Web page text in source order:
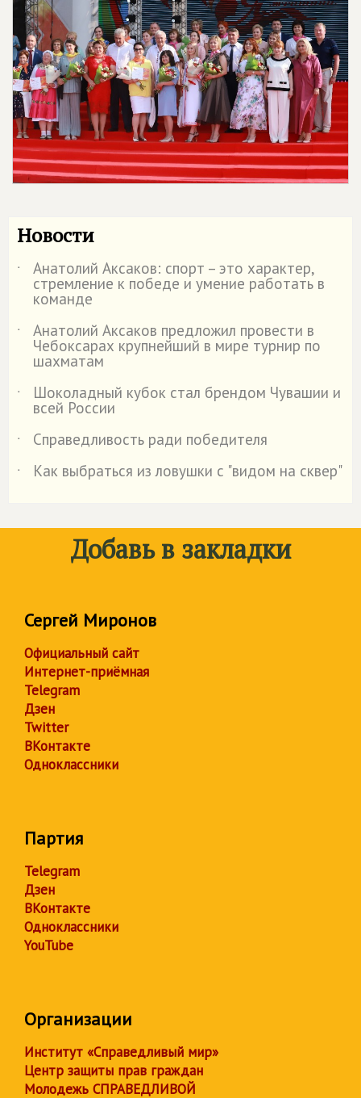
Новости
˙ Анатолий Аксаков: спорт – это характер,
стремление к победе и умение работать в
команде
˙
Анатолий Аксаков предложил провести в
Чебоксарах крупнейший в мире турнир по
шахматам
˙
Шоколадный кубок стал брендом Чувашии и
всей России
˙
Справедливость ради победителя
˙
Как выбраться из ловушки с "видом на сквер"
Добавь в закладки
Сергей Миронов
Официальный сайт
Интернет-приёмная
Telegram
Дзен
Twitter
ВКонтакте
Одноклассники
Партия
Telegram
Дзен
ВКонтакте
Одноклассники
YouTube
Организации
Институт «Справедливый мир»
Центр защиты прав граждан
Молодежь СПРАВЕДЛИВОЙ